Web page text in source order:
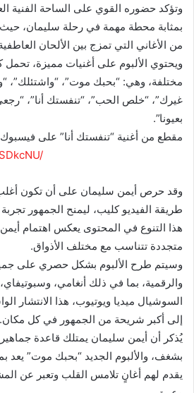
وتؤكد حضوره القوي على الساحة الفنية
بمثابة محطة مهمة في رحلة سليمان،
من الأغاني التي تمزج بين الألحان
ويحتوي الألبوم على أغنيات مميزة،
مختلفة، وهي: “بحبك موت”، “واشتئلك”،
غيرك”، “خلص الحب”، “تنفستك أنا”،
بعيونا”.
مقطع من أغنية “تنفستك أنا” على
وقد حرص أيمن سليمان على أن تكون
طريقة الفيديو كليب، ليمنح الجمهور
هذا التنوع في المحتوى يعكس اهتمام أيمن
متجددة تتناسب مع مختلف الأذواق.
وسيتم طرح الألبوم بشكل حصري على
والرقمية، بما في ذلك أنغامي،
السوشيال ميديا ويوتيوب، هذا الانتشار
إلى أكبر شريحة من الجمهور في كل مكان.
يُذكر أن أيمن سليمان يمتلك قاعدة
بشغف، والألبوم الجديد “بحبك موت” يعد
يقدم لهم أغانٍ تلامس القلب وتعبر عن